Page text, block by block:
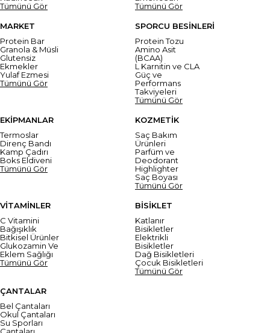
Tümünü Gör
Tümünü Gör
MARKET
Protein Bar
Granola & Müsli
Glutensiz
Ekmekler
Yulaf Ezmesi
Tümünü Gör
SPORCU BESİNLERİ
Protein Tozu
Amino Asit
(BCAA)
L Karnitin ve CLA
Güç ve
Performans
Takviyeleri
Tümünü Gör
EKİPMANLAR
Termoslar
Direnç Bandı
Kamp Çadırı
Boks Eldiveni
Tümünü Gör
KOZMETİK
Saç Bakım
Ürünleri
Parfüm ve
Deodorant
Highlighter
Saç Boyası
Tümünü Gör
VİTAMİNLER
C Vitamini
Bağışıklık
Bitkisel Ürünler
Glukozamin Ve
Eklem Sağlığı
Tümünü Gör
BİSİKLET
Katlanır
Bisikletler
Elektrikli
Bisikletler
Dağ Bisikletleri
Çocuk Bisikletleri
Tümünü Gör
ÇANTALAR
Bel Çantaları
Okul Çantaları
Su Sporları